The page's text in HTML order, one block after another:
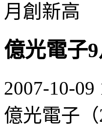
月創新高
億光電子
2007-10-
億光電子